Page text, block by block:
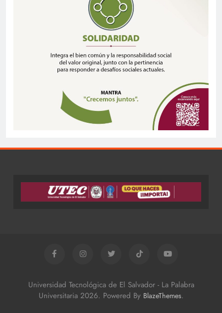
Universidad Tecnológica de El Salvador - La Palabra
Universitaria 2026. Powered By BlazeThemes.